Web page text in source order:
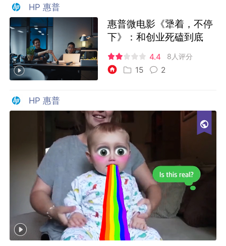
HP 惠普
惠普微电影《犟着，不停
下》：和创业死磕到底
4.4 8人评分
15 2
HP 惠普